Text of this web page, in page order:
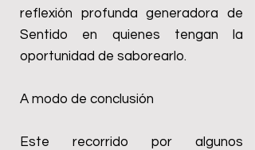
reflexión profunda generadora de
Sentido en quienes tengan la
oportunidad de saborearlo.
A modo de conclusión
Este recorrido por algunos